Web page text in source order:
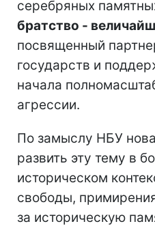
серебряных
братство -
посвященный
государств и
начала
агрессии.
По замыслу НБУ
развить эту тему в
историческом
свободы,
за историческую